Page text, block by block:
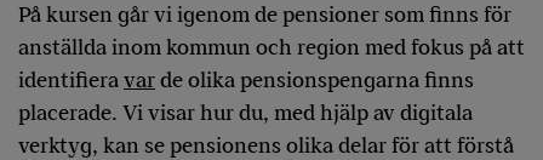
På kursen går vi igenom de pensioner som finns för
anställda inom kommun och region med fokus på att
identifieravarde olika pensionspengarna finns
placerade. Vi visar hur du, med hjälp av digitala
verktyg, kan se pensionens olika delar för att förstå